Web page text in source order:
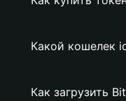
Какой кошелек
Как загрузить